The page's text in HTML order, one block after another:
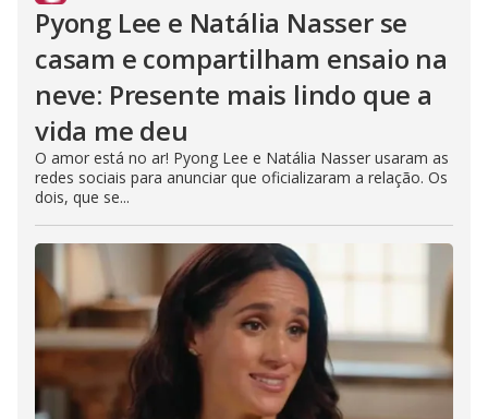
Pyong Lee e Natália Nasser se
casam e compartilham ensaio na
neve: Presente mais lindo que a
vida me deu
O amor está no ar! Pyong Lee e Natália Nasser usaram as
redes sociais para anunciar que oficializaram a relação. Os
dois, que se...